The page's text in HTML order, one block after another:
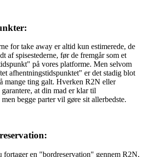
for take away er altid kun estimerede, de
af spisestederne, før de fremgår som et
på vores platforme. Men selvom
afhentningstidspunktet" er det stadig blot
mange ting galt. Hverken R2N eller
garantere, at din mad er klar til
begge parter vil gøre sit allerbedste.
fortager en "bordreservation" gennem R2N,